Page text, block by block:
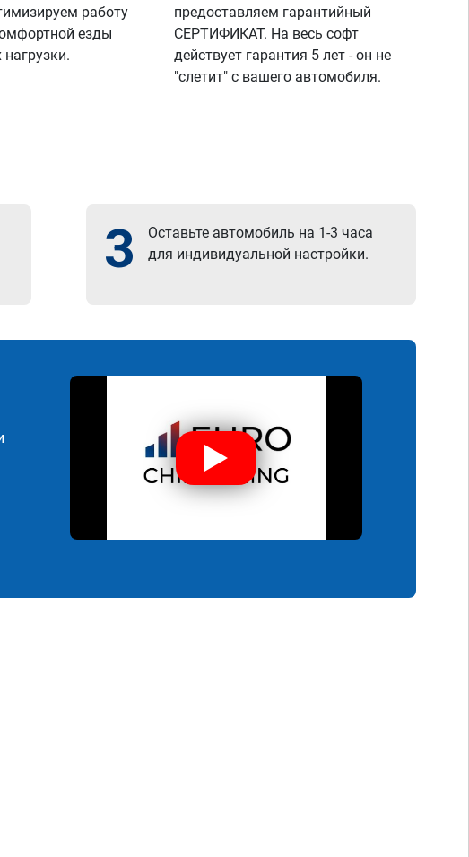
работу
езды
предоставляем гарантийный
СЕРТИФИКАТ. На весь софт
действует гарантия 5 лет - он не
"слетит" с вашего автомобиля.
3
Оставьте автомобиль на 1-3 часа
для индивидуальной настройки.